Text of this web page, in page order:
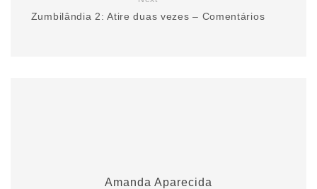
Zumbilândia 2: Atire duas vezes – Comentários
Amanda Aparecida